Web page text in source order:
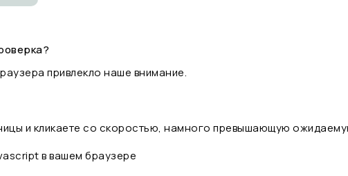
привлекло наше внимание.
и кликаете со скоростью, намного превышающую
в вашем браузере